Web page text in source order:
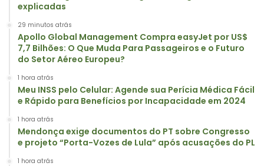
explicadas
29 minutos atrás
Apollo Global Management Compra easyJet por US$
7,7 Bilhões: O Que Muda Para Passageiros e o Futuro
do Setor Aéreo Europeu?
1 hora atrás
Meu INSS pelo Celular: Agende sua Perícia Médica Fácil
e Rápido para Benefícios por Incapacidade em 2024
1 hora atrás
Mendonça exige documentos do PT sobre Congresso
e projeto “Porta-Vozes de Lula” após acusações do PL
1 hora atrás